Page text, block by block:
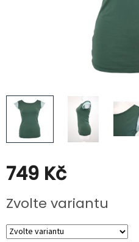
749 Kč
cena:
Zvolte variantu